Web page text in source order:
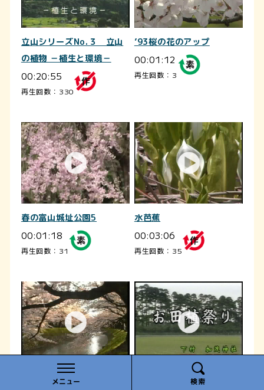
メニュー 検索
立山シリーズNo.３ 立山
の植物 －植生と環境－
00:20:55
再生回数：330
’93桜の花のアップ
00:01:12
再生回数：3
春の富山城址公園5
00:01:18
再生回数：31
水芭蕉
00:03:06
再生回数：35
松川の桜｜平成９年度「ふ
お田植祭り｜平成10年度